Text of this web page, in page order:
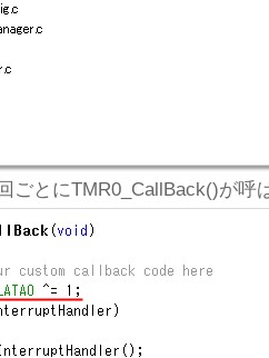
ごとにTMR0_CallBack()が